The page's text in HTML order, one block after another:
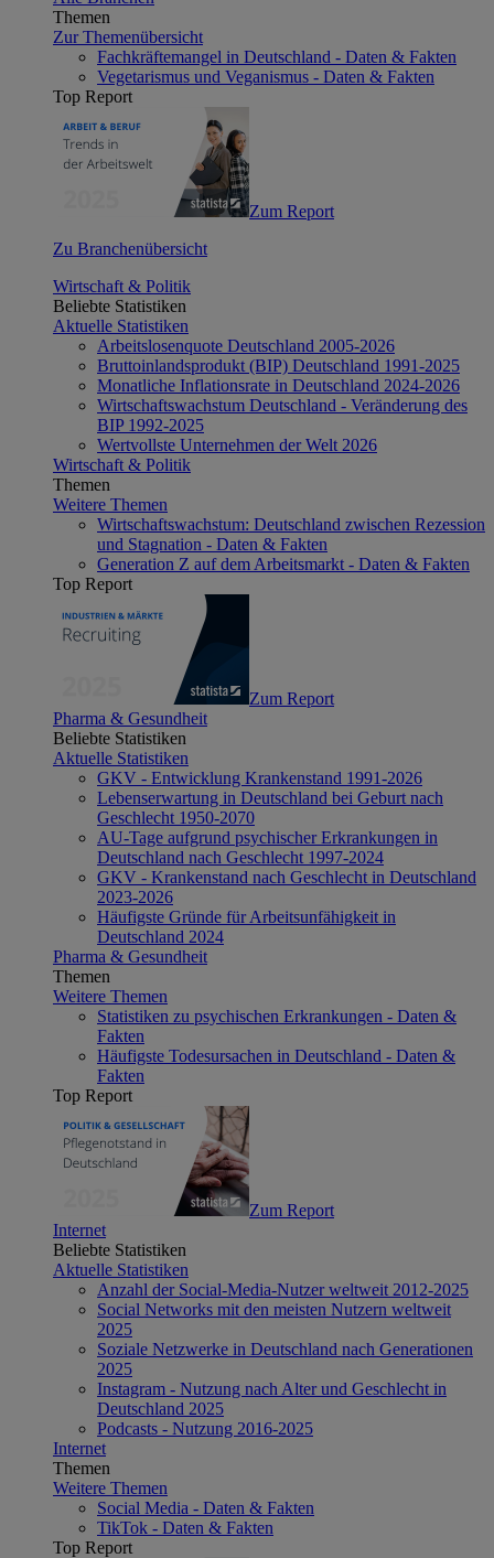
Themen
Zur Themenübersicht
Fachkräftemangel in Deutschland - Daten & Fakten
Vegetarismus und Veganismus - Daten & Fakten
Top Report
Zum Report
Zu Branchenübersicht
Wirtschaft & Politik
Beliebte Statistiken
Aktuelle Statistiken
Arbeitslosenquote Deutschland 2005-2026
Bruttoinlandsprodukt (BIP) Deutschland 1991-2025
Monatliche Inflationsrate in Deutschland 2024-2026
Wirtschaftswachstum Deutschland - Veränderung des
BIP 1992-2025
Wertvollste Unternehmen der Welt 2026
Wirtschaft & Politik
Themen
Weitere Themen
Wirtschaftswachstum: Deutschland zwischen Rezession
und Stagnation - Daten & Fakten
Generation Z auf dem Arbeitsmarkt - Daten & Fakten
Top Report
Zum Report
Pharma & Gesundheit
Beliebte Statistiken
Aktuelle Statistiken
GKV - Entwicklung Krankenstand 1991-2026
Lebenserwartung in Deutschland bei Geburt nach
Geschlecht 1950-2070
AU-Tage aufgrund psychischer Erkrankungen in
Deutschland nach Geschlecht 1997-2024
GKV - Krankenstand nach Geschlecht in Deutschland
2023-2026
Häufigste Gründe für Arbeitsunfähigkeit in
Deutschland 2024
Pharma & Gesundheit
Themen
Weitere Themen
Statistiken zu psychischen Erkrankungen - Daten &
Fakten
Häufigste Todesursachen in Deutschland - Daten &
Fakten
Top Report
Zum Report
Internet
Beliebte Statistiken
Aktuelle Statistiken
Anzahl der Social-Media-Nutzer weltweit 2012-2025
Social Networks mit den meisten Nutzern weltweit
2025
Soziale Netzwerke in Deutschland nach Generationen
2025
Instagram - Nutzung nach Alter und Geschlecht in
Deutschland 2025
Podcasts - Nutzung 2016-2025
Internet
Themen
Weitere Themen
Social Media - Daten & Fakten
TikTok - Daten & Fakten
Top Report